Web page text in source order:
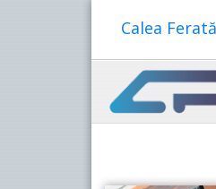
Calea